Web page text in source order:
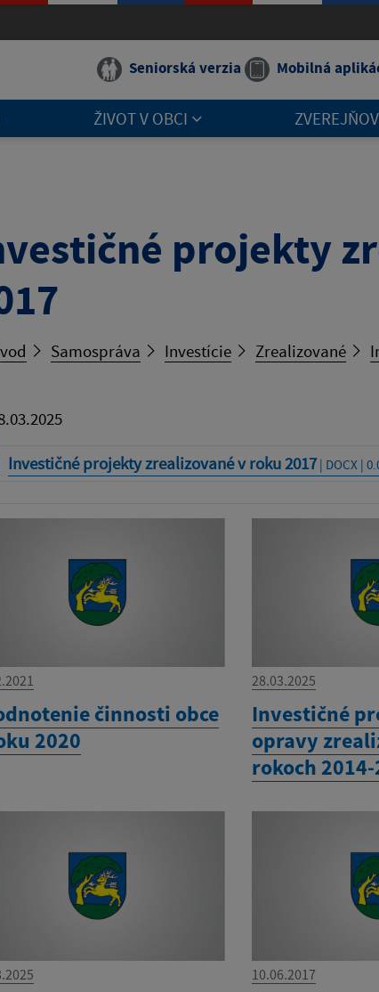
Seniorská verzia Mobilná
ŽIVOT V OBCI
projekty
Samospráva Investície Zrealizované
Investičné projekty zrealizované v roku 2017| DOCX |
činnosti obce
2020
28.03.2025
Investičné
opravy
rokoch
10.06.2017